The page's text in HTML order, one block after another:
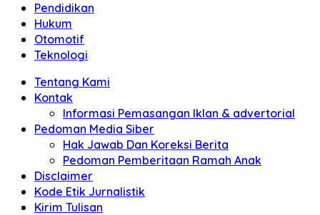
Pendidikan
Hukum
Otomotif
Teknologi
Tentang Kami
Kontak
Informasi Pemasangan Iklan & advertorial
Pedoman Media Siber
Hak Jawab Dan Koreksi Berita
Pedoman Pemberitaan Ramah Anak
Disclaimer
Kode Etik Jurnalistik
Kirim Tulisan